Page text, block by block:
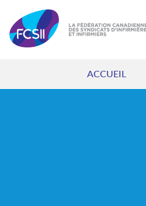
ACCUEIL